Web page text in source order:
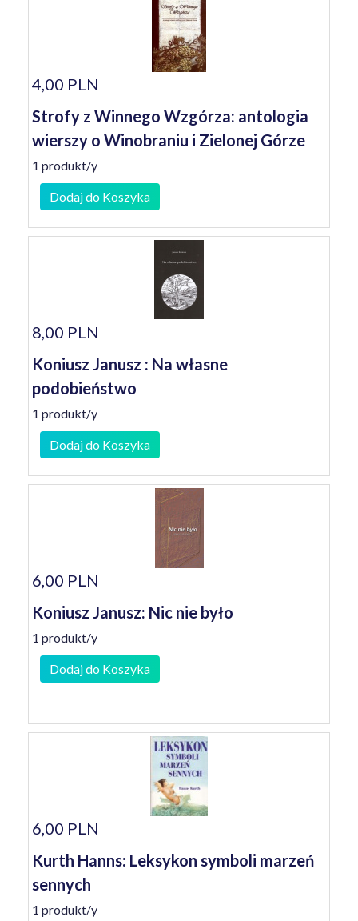
4,00 PLN
Strofy z Winnego Wzgórza: antologia
wierszy o Winobraniu i Zielonej Górze
1 produkt/y
Dodaj do Koszyka
8,00 PLN
Koniusz Janusz : Na własne
podobieństwo
1 produkt/y
Dodaj do Koszyka
6,00 PLN
Koniusz Janusz: Nic nie było
1 produkt/y
Dodaj do Koszyka
6,00 PLN
Kurth Hanns: Leksykon symboli marzeń
sennych
1 produkt/y